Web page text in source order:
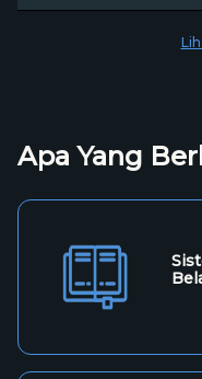
Apa Yang